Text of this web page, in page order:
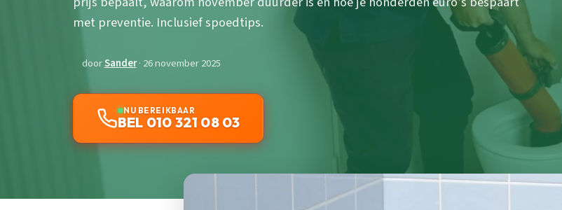
met preventie. Inclusief spoedtips.
doorSander· 26 november 2025
NU BEREIKBAAR
BEL 010 321 08 03